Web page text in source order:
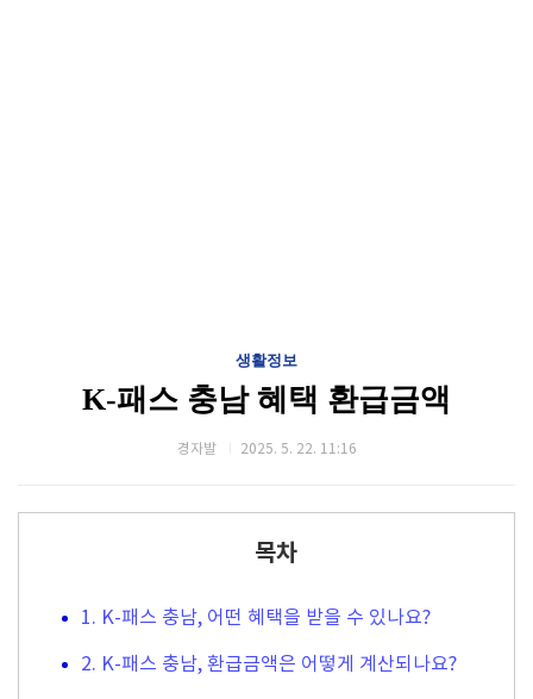
생활정보
K-패스 충남 혜택 환급금액
경자발 2025. 5. 22. 11:16
목차
1. K-패스 충남, 어떤 혜택을 받을 수 있나요?
2. K-패스 충남, 환급금액은 어떻게 계산되나요?